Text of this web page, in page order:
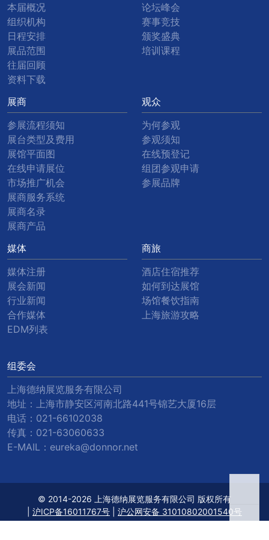
本届概况
组织机构
日程安排
展品范围
往届回顾
资料下载
论坛峰会
赛事竞技
颁奖盛典
培训课程
展商
参展流程须知
展台类型及费用
展馆平面图
在线申请展位
市场推广机会
展商服务系统
展商名录
展商产品
观众
为何参观
参观须知
在线预登记
组团参观申请
参展品牌
媒体
媒体注册
展会新闻
行业新闻
合作媒体
EDM列表
商旅
酒店住宿推荐
如何到达展馆
场馆餐饮指南
上海旅游攻略
组委会
上海德纳展览服务有限公司
地址：上海市静安区河南北路441号锦艺大厦16层
电话： 021-66102038
传真： 021-63060633
E-MAIL： eureka@donnor.net
© 2014-2026 上海德纳展览服务有限公司 版权所有
沪ICP备16011767号 沪公网安备 31010802001540号